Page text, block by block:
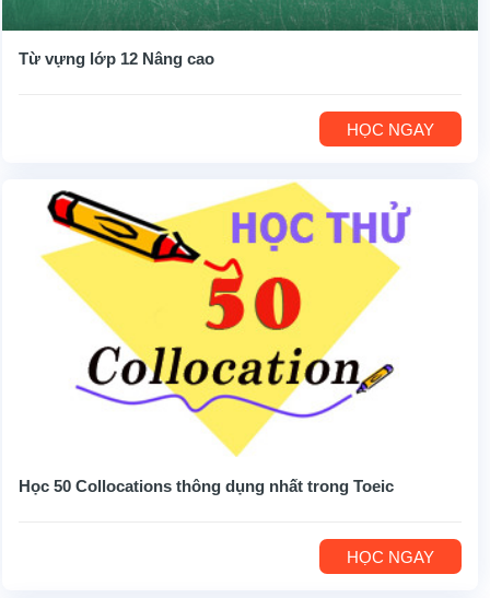
Từ vựng lớp 12 Nâng cao
HỌC NGAY
Học 50 Collocations thông dụng nhất trong Toeic
HỌC NGAY